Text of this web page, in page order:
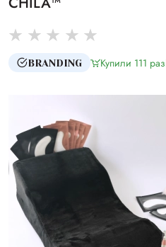
BRANDING Купили 111